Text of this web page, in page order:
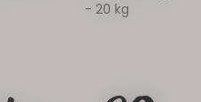
- 20 kg